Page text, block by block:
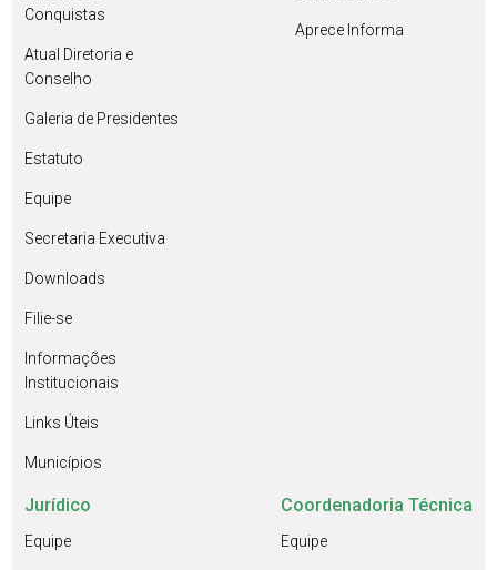
Conquistas
Atual Diretoria e
Conselho
Galeria de Presidentes
Estatuto
Equipe
Secretaria Executiva
Downloads
Filie-se
Informações
Institucionais
Links Úteis
Municípios
Aprece Informa
Jurídico
Equipe
Coordenadoria Técnica
Equipe